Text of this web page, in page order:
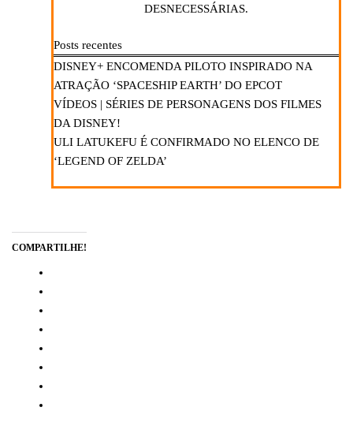
DESNECESSÁRIAS.
Posts recentes
DISNEY+ ENCOMENDA PILOTO INSPIRADO NA
ATRAÇÃO ‘SPACESHIP EARTH’ DO EPCOT
VÍDEOS | SÉRIES DE PERSONAGENS DOS FILMES
DA DISNEY!
ULI LATUKEFU É CONFIRMADO NO ELENCO DE
‘LEGEND OF ZELDA’
COMPARTILHE!